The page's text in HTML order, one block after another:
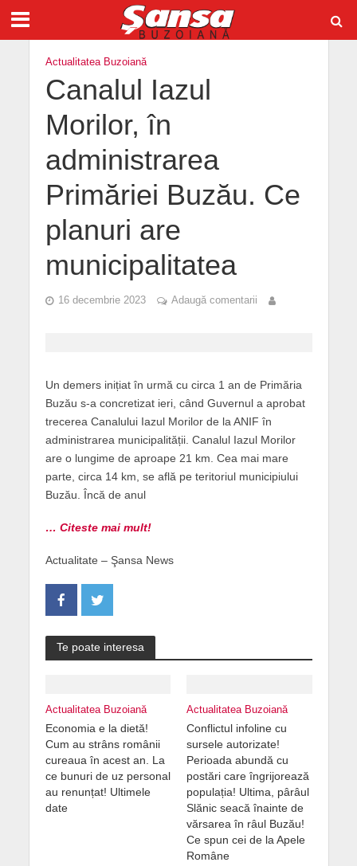
Actualitatea Buzoiană
Canalul Iazul
Morilor, în
administrarea
Primăriei Buzău. Ce
planuri are
municipalitatea
16 decembrie 2023 Adaugă comentarii
Un demers inițiat în urmă cu circa 1 an de Primăria
Buzău s-a concretizat ieri, când Guvernul a aprobat
trecerea Canalului Iazul Morilor de la ANIF în
administrarea municipalității. Canalul Iazul Morilor
are o lungime de aproape 21 km. Cea mai mare
parte, circa 14 km, se află pe teritoriul municipiului
Buzău. Încă de anul
… Citeste mai mult!
Actualitate – Şansa News
Te poate interesa
Actualitatea Buzoiană
Economia e la dietă!
Cum au strâns românii
cureaua în acest an. La
ce bunuri de uz personal
au renunțat! Ultimele
date
Actualitatea Buzoiană
Conflictul infoline cu
sursele autorizate!
Perioada abundă cu
postări care îngrijorează
populația! Ultima, pârâul
Slănic seacă înainte de
vărsarea în râul Buzău!
Ce spun cei de la Apele
Române